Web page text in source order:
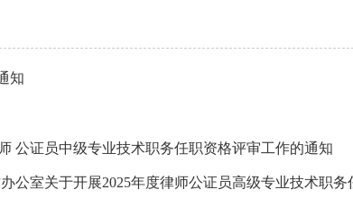
知
公证员中级专业技术职务任职资格评审工作的通知
公室关于开展2025年度律师公证员高级专业技术职